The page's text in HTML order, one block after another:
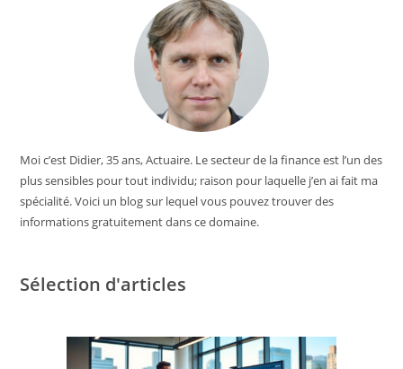
Moi c’est Didier, 35 ans, Actuaire. Le secteur de la finance est l’un des
plus sensibles pour tout individu; raison pour laquelle j’en ai fait ma
spécialité. Voici un blog sur lequel vous pouvez trouver des
informations gratuitement dans ce domaine.
Sélection d'articles